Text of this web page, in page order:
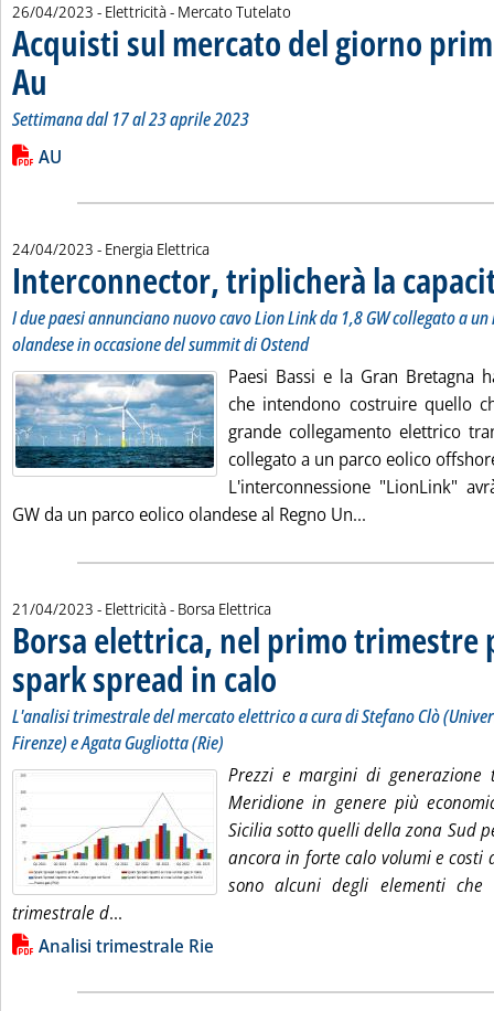
26/04/2023 - Elettricità - Mercato Tutelato
Acquisti sul mercato del giorno
Au . Sottotitolo: Settimana dal 17 al 23 aprile 2023
. Pubblicata mercoledì 26 aprile 2023 alle 9.22.
Settimana dal 17 al 23 aprile 2023
Leggi tutta la notizia: 'Acquisti sul mercato del giorno prima
Lista allegati PDF alla notizia
AU
24/04/2023 - Energia Elettrica
Interconnector, triplicherà la
I due paesi annunciano nuovo cavo Lion Link da 1,8 GW collegato a
olandese in occasione del summit di Ostend
Paesi Bassi e la Gran Bretagna
che intendono costruire quello
grande collegamento elettrico
collegato a un parco eolico
L'interconnessione "LionLink"
GW da un parco eolico olandese al Regno Un...
21/04/2023 - Elettricità - Borsa Elettrica
Borsa elettrica, nel primo trimestre
spark spread in calo . Sottotitolo: L'analisi trimestrale del
. Pubblicata venerdì 21 aprile 2023 alle
L'analisi trimestrale del mercato elettrico a cura di Stefano Clò
Firenze) e Agata Gugliotta (Rie)
Prezzi e margini di generazione
Meridione in genere più
Sicilia sotto quelli della zona Sud
ancora in forte calo volumi e costi
sono alcuni degli elementi che
trimestrale d...
Lista allegati PDF alla notizia
Analisi trimestrale Rie